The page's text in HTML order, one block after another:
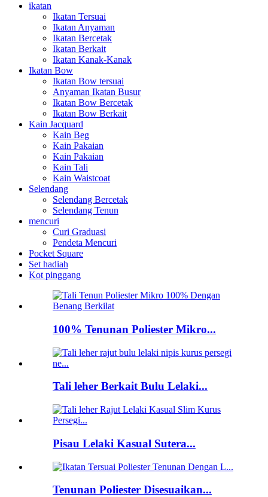
ikatan
Ikatan Tersuai
Ikatan Anyaman
Ikatan Bercetak
Ikatan Berkait
Ikatan Kanak-Kanak
Ikatan Bow
Ikatan Bow tersuai
Anyaman Ikatan Busur
Ikatan Bow Bercetak
Ikatan Bow Berkait
Kain Jacquard
Kain Beg
Kain Pakaian
Kain Pakaian
Kain Tali
Kain Waistcoat
Selendang
Selendang Bercetak
Selendang Tenun
mencuri
Curi Graduasi
Pendeta Mencuri
Pocket Square
Set hadiah
Kot pinggang
100% Tenunan Poliester Mikro...
Tali leher Berkait Bulu Lelaki...
Pisau Lelaki Kasual Sutera...
Tenunan Poliester Disesuaikan...